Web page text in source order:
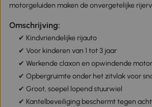
motorgeluiden maken de onvergetelijke
Omschrijving:
✔ Kindvriendelijke rijauto
✔ Voor kinderen van 1 tot 3 jaar
✔ Werkende claxon en opwindende
✔ Opbergruimte onder het zitvlak voor
✔ Groot, soepel lopend stuurwiel
✔ Kantelbeveiliging beschermt tegen